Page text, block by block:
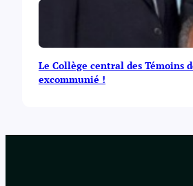
Le Collège central des Témoins
excommunié !